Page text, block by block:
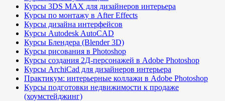
Курсы 3DS MAX для дизайнеров интерьера
Курсы по монтажу в After Effects
Курсы дизайна интерфейсов
Курсы Autodesk AutoCAD
Курсы Блендера (Blender 3D)
Курсы рисования в Photoshop
Курсы создания 2Д-персонажей в Adobe Photoshop
Курсы ArchiCad для дизайнеров интерьера
Практикум: интерьерные коллажи в Adobe Photoshop
Курсы подготовки недвижимости к продаже
(хоумстейджинг)